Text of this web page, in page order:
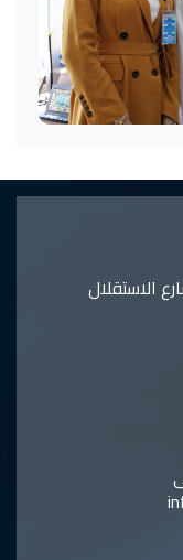
الاستقلال